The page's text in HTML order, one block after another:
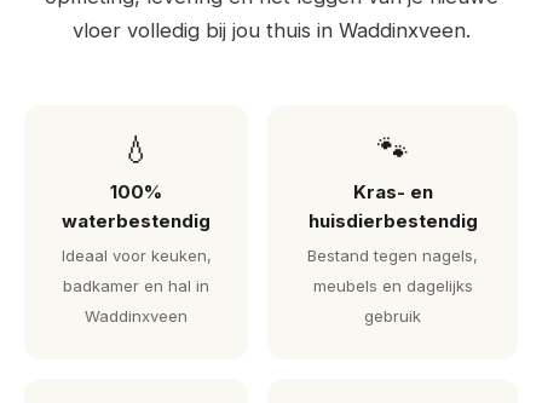
vloer volledig bij jou thuis in Waddinxveen.
💧
100%
waterbestendig
Ideaal voor keuken,
badkamer en hal in
Waddinxveen
🐾
Kras- en
huisdierbestendig
Bestand tegen nagels,
meubels en dagelijks
gebruik